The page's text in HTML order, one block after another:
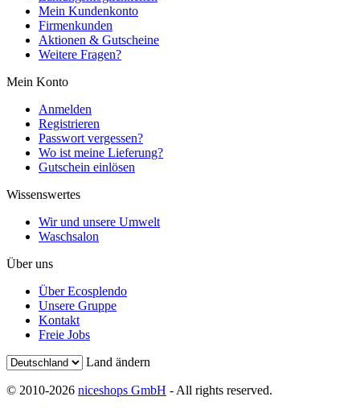
Mein Kundenkonto
Firmenkunden
Aktionen & Gutscheine
Weitere Fragen?
Mein Konto
Anmelden
Registrieren
Passwort vergessen?
Wo ist meine Lieferung?
Gutschein einlösen
Wissenswertes
Wir und unsere Umwelt
Waschsalon
Über uns
Über Ecosplendo
Unsere Gruppe
Kontakt
Freie Jobs
Land ändern
© 2010-2026 niceshops GmbH - All rights reserved.